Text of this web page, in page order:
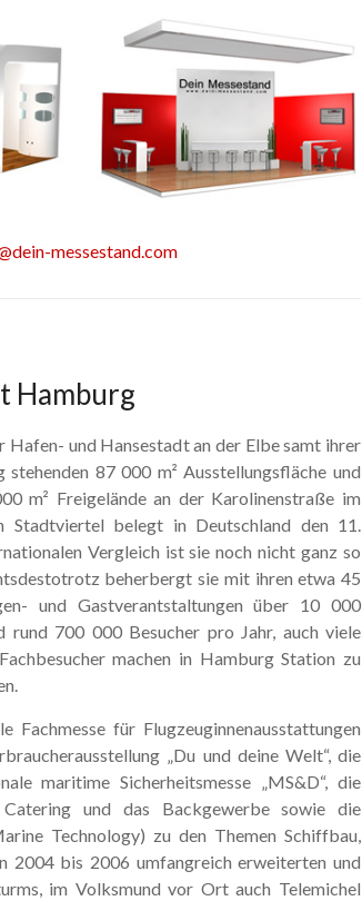
messestand.com
Hamburg
Hafen- und Hansestadt an der Elbe samt ihrer
stehenden 87 000 m² Ausstellungsfläche und
m² Freigelände an der Karolinenstraße im
Stadtviertel belegt in Deutschland den 11.
Vergleich ist sie noch nicht ganz so
beherbergt sie mit ihren etwa 45
und Gastverantstaltungen über 10 000
rund 700 000 Besucher pro Jahr, auch viele
machen in Hamburg Station zu
Fachmesse für Flugzeuginnenausstattungen
„Du und deine Welt“, die
maritime Sicherheitsmesse „MS&D“, die
Catering und das Backgewerbe sowie die
Technology) zu den Themen Schiffbau,
2004 bis 2006 umfangreich erweiterten und
im Volksmund vor Ort auch Telemichel